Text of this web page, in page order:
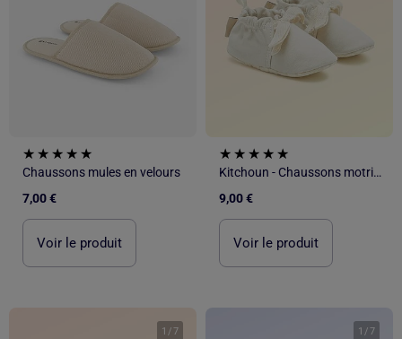
Chaussons mules en velours
7,00 €
Voir le produit
Kitchoun - Chaussons motricité 1 'se retourner'
9,00 €
Voir le produit
1 /7 1 /7